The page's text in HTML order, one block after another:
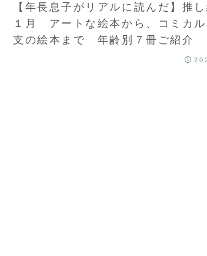
【年長息子がリアルに読んだ】推
１月 アートな絵本から、コミカ
支の絵本まで 年齢別７冊ご紹介